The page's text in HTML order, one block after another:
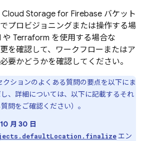
Cloud Storage for Firebase バケット
プロビジョニングまたは操作する場
や Terraform を使用する場合な
を確認して、ワークフローまたはア
要かどうかを確認してください。
クションのよくある質問の要点を以下にま
、詳細については、以下に記載するそれ
問をご確認ください）。
月 30 日
エン